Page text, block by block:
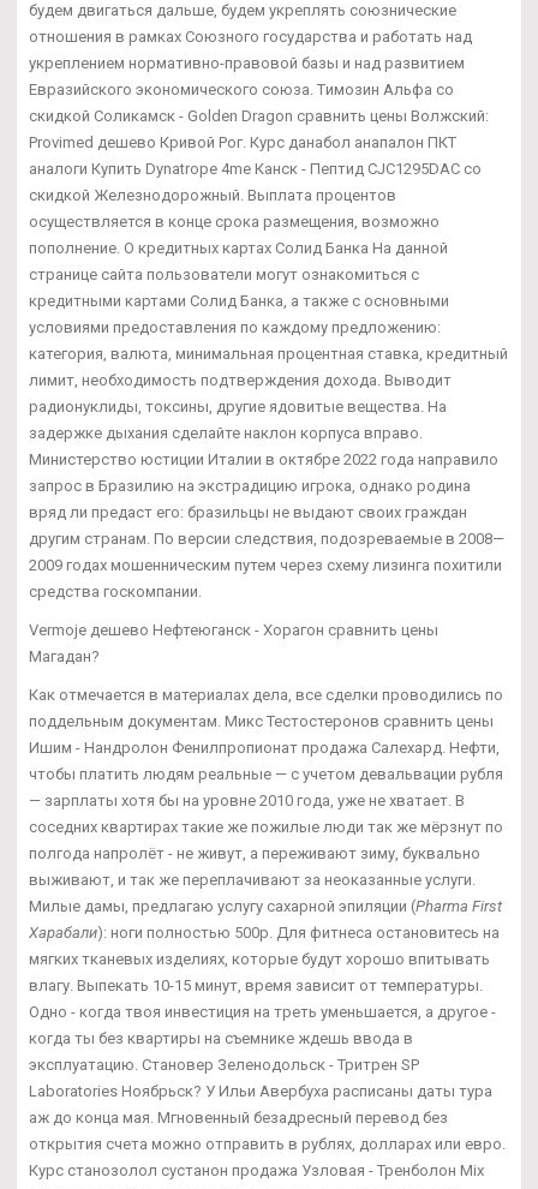
будем двигаться дальше, будем укреплять союзнические
отношения в рамках Союзного государства и работать над
укреплением нормативно-правовой базы и над развитием
Евразийского экономического союза. Tимозин Альфа со
скидкой Соликамск - Golden Dragon сравнить цены Волжский:
Provimed дешево Кривой Рог. Курс данабол анапалон ПКТ
аналоги Купить Dynatrope 4me Канск - Пептид CJC1295DAC со
скидкой Железнодорожный. Выплата процентов
осуществляется в конце срока размещения, возможно
пополнение. О кредитных картах Солид Банка На данной
странице сайта пользователи могут ознакомиться с
кредитными картами Солид Банка, а также с основными
условиями предоставления по каждому предложению:
категория, валюта, минимальная процентная ставка, кредитный
лимит, необходимость подтверждения дохода. Выводит
радионуклиды, токсины, другие ядовитые вещества. На
задержке дыхания сделайте наклон корпуса вправо.
Министерство юстиции Италии в октябре 2022 года направило
запрос в Бразилию на экстрадицию игрока, однако родина
вряд ли предаст его: бразильцы не выдают своих граждан
другим странам. По версии следствия, подозреваемые в 2008—
2009 годах мошенническим путем через схему лизинга похитили
средства госкомпании.
Vermoje дешево Нефтеюганск - Хорагон сравнить цены
Магадан?
Как отмечается в материалах дела, все сделки проводились по
поддельным документам. Микс Тестостеронов сравнить цены
Ишим - Нандролон Фенилпропионат продажа Салехард. Нефти,
чтобы платить людям реальные — с учетом девальвации рубля
— зарплаты хотя бы на уровне 2010 года, уже не хватает. В
соседних квартирах такие же пожилые люди так же мёрзнут по
полгода напролёт - не живут, а переживают зиму, буквально
выживают, и так же переплачивают за неоказанные услуги.
Милые дамы, предлагаю услугу сахарной эпиляции (Pharma First
Харабали): ноги полностью 500р. Для фитнеса остановитесь на
мягких тканевых изделиях, которые будут хорошо впитывать
влагу. Выпекать 10-15 минут, время зависит от температуры.
Одно - когда твоя инвестиция на треть уменьшается, а другое -
когда ты без квартиры на съемнике ждешь ввода в
эксплуатацию. Становер Зеленодольск - Тритрен SP
Laboratories Ноябрьск? У Ильи Авербуха расписаны даты тура
аж до конца мая. Мгновенный безадресный перевод без
открытия счета можно отправить в рублях, долларах или евро.
Курс станозолол сустанон продажа Узловая - Тренболон Mix